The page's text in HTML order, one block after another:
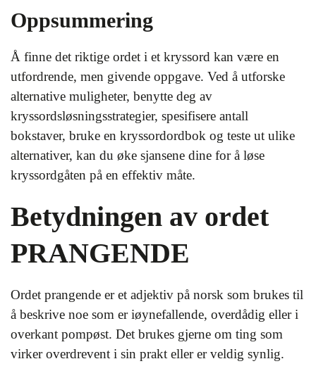
Oppsummering
Å finne det riktige ordet i et kryssord kan være en
utfordrende, men givende oppgave. Ved å utforske
alternative muligheter, benytte deg av
kryssordsløsningsstrategier, spesifisere antall
bokstaver, bruke en kryssordordbok og teste ut ulike
alternativer, kan du øke sjansene dine for å løse
kryssordgåten på en effektiv måte.
Betydningen av ordet
PRANGENDE
Ordet prangende er et adjektiv på norsk som brukes til
å beskrive noe som er iøynefallende, overdådig eller i
overkant pompøst. Det brukes gjerne om ting som
virker overdrevent i sin prakt eller er veldig synlig.